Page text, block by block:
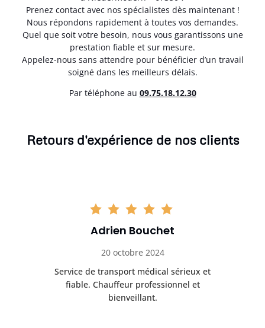
Prenez contact avec nos spécialistes dès maintenant !
Nous répondons rapidement à toutes vos demandes.
Quel que soit votre besoin, nous vous garantissons une
prestation fiable et sur mesure.
Appelez-nous sans attendre pour bénéficier d’un travail
soigné dans les meilleurs délais.
Par téléphone au 09.75.18.12.30
Retours d'expérience de nos clients
Adrien Bouchet
20 octobre 2024
Service de transport médical sérieux et
fiable. Chauffeur professionnel et
bienveillant.